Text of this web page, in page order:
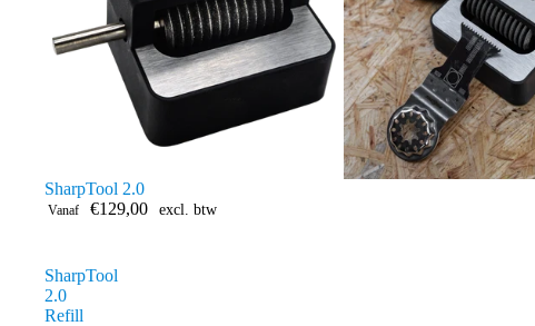
SharpTool 2.0
Vanaf €129,00 excl. btw
SharpTool
2.0
Refill